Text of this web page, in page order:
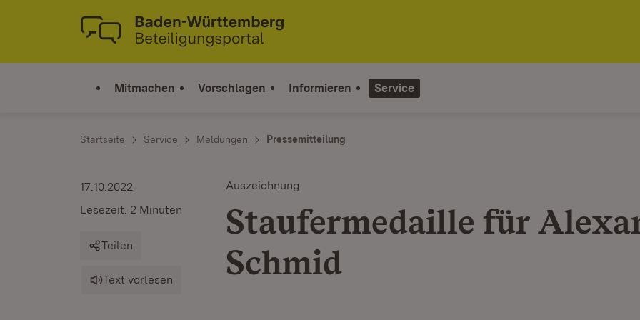
Zum Inhalt springen
Link zur Startseite
Mitmachen Vorschlagen Informieren Service
Startseite Service Meldungen Pressemitteilung
Auszeichnung
Staufermedaille für
Schmid
17.10.2022
Lesezeit: 2 Minuten
Teilen
Text vorlesen